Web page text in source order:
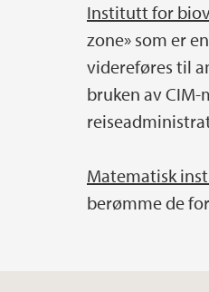
Institutt for
zone» som er
videreføres til
bruken av
Matematisk
berømme de